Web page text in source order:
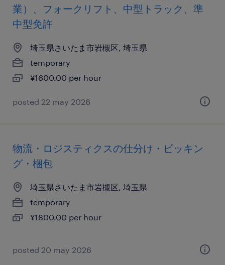
業）、フォークリフト、中型トラック、準
中型免許
埼玉県さいたま市岩槻区, 埼玉県
temporary
¥1600.00 per hour
posted 22 may 2026
物流・ロジスティクスの仕分け・ピッキン
グ・梱包
埼玉県さいたま市岩槻区, 埼玉県
temporary
¥1800.00 per hour
posted 20 may 2026